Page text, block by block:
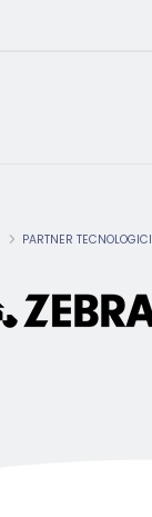
PARTNER TECNOLOGICI